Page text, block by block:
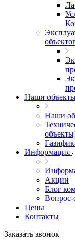
Наши
Наши
Информация
Акции
Блог
Вопрос-
Цены
Контакты
Заказать звонок